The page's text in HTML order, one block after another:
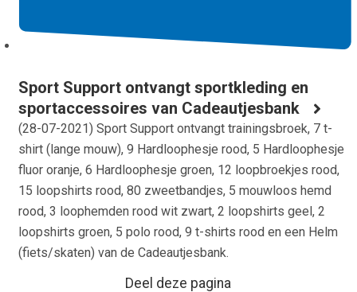
Sport Support ontvangt sportkleding en
sportaccessoires van Cadeautjesbank
(28-07-2021) Sport Support ontvangt trainingsbroek, 7 t-
shirt (lange mouw), 9 Hardloophesje rood, 5 Hardloophesje
fluor oranje, 6 Hardloophesje groen, 12 loopbroekjes rood,
15 loopshirts rood, 80 zweetbandjes, 5 mouwloos hemd
rood, 3 loophemden rood wit zwart, 2 loopshirts geel, 2
loopshirts groen, 5 polo rood, 9 t-shirts rood en een Helm
(fiets/skaten) van de Cadeautjesbank.
Deel deze pagina